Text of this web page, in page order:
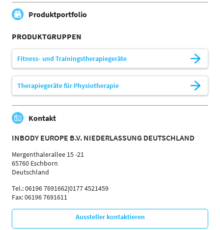
Produktportfolio
PRODUKTGRUPPEN
Fitness- und Trainingstherapiegeräte
Therapiegeräte für Physiotherapie
Kontakt
INBODY EUROPE B.V. NIEDERLASSUNG DEUTSCHLAND
Mergenthalerallee 15 -21
65760 Eschborn
Deutschland
Tel.: 06196 7691662|0177 4521459
Fax: 06196 7691611
Aussteller kontaktieren